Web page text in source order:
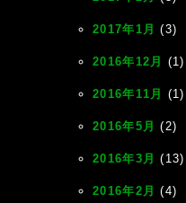
2017年1月 (3)
2016年12月 (1)
2016年11月 (1)
2016年5月 (2)
2016年3月 (13)
2016年2月 (4)